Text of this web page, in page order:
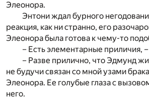
Элеонора.
Энтони ждал бурного
реакция, как ни странно, его
Элеонора была готова к чему-то
– Есть элементарные приличия,
– Разве прилично, что Эдмунд
не будучи связан со мной узами
Элеонора. Ее голубые глаза с
него.